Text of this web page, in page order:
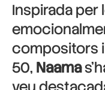
Inspirada
compositors
50, Naama